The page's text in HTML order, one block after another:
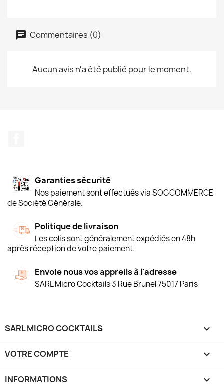
Commentaires (0)
Aucun avis n'a été publié pour le moment.
Garanties sécurité
Nos paiement sont effectués via SOGCOMMERCE
de Société Générale.
Politique de livraison
Les colis sont généralement expédiés en 48h
après réception de votre paiement.
Envoie nous vos appreils à l'adresse
SARL Micro Cocktails 3 Rue Brunel 75017 Paris
SARL MICRO COCKTAILS 
VOTRE COMPTE 
INFORMATIONS keyboard_arrow_down